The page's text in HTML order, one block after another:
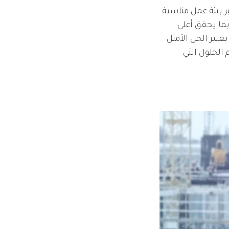
بيئة عمل مناسبة
يحقق أعلى
الحل الأمثل
التي